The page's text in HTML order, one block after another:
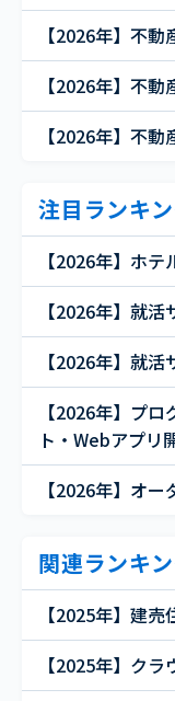
【2026年】不
【2026年】不
【2026年】不
注目ランキ
【2026年】ホ
【2026年】就
【2026年】就
【2026年】プ
ト・Webアプリ
【2026年】オ
関連ランキ
【2025年】建売
【2025年】ク